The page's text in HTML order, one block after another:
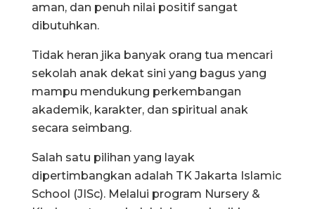
aman, dan penuh nilai positif sangat
dibutuhkan.
Tidak heran jika banyak orang tua mencari
sekolah anak dekat sini yang bagus yang
mampu mendukung perkembangan
akademik, karakter, dan spiritual anak
secara seimbang.
Salah satu pilihan yang layak
dipertimbangkan adalah TK Jakarta Islamic
School (JISc). Melalui program Nursery &